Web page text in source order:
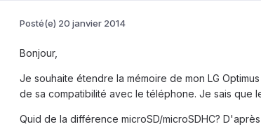
Posté(e) 20 janvier 2014
Bonjour,
Je souhaite étendre la mémoire de mon LG
de sa compatibilité avec le téléphone. Je sais que
Quid de la différence microSD/microSDHC?